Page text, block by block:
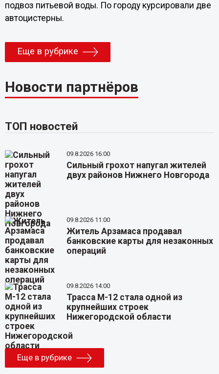
подвоз питьевой воды. По городу курсировали две
автоцистерны.
Еще в рубрике
Новости партнёров
ТОП новостей
09.8.2026 16:00
Сильный грохот напугал жителей
двух районов Нижнего Новгорода
09.8.2026 11:00
Житель Арзамаса продавал
банковские карты для незаконных
операций
09.8.2026 14:00
Трасса М-12 стала одной из
крупнейших строек
Нижегородской области
Еще в рубрике